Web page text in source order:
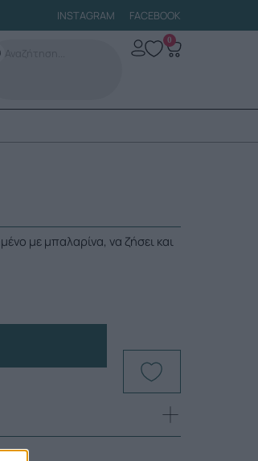
INSTAGRAM FACEBOOK
0
με μπαλαρίνα, να ζήσει και